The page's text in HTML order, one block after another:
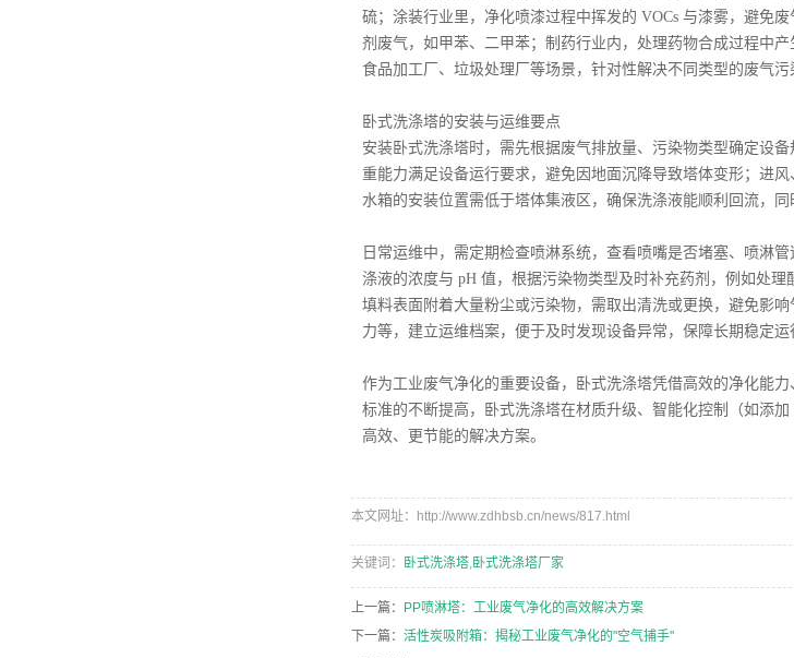
硫；涂装行业里，净化喷漆过程中挥发的 VOCs 与漆雾，避免
剂废气，如甲苯、二甲苯；制药行业内，处理药物合成过程中
食品加工厂、垃圾处理厂等场景，针对性解决不同类型的废气污
卧式洗涤塔的安装与运维要点
安装卧式洗涤塔时，需先根据废气排放量、污染物类型确定设
重能力满足设备运行要求，避免因地面沉降导致塔体变形；进
水箱的安装位置需低于塔体集液区，确保洗涤液能顺利回流，
日常运维中，需定期检查喷淋系统，查看喷嘴是否堵塞、喷淋
涤液的浓度与 pH 值，根据污染物类型及时补充药剂，例如处
填料表面附着大量粉尘或污染物，需取出清洗或更换，避免影
力等，建立运维档案，便于及时发现设备异常，保障长期稳定运
作为工业废气净化的重要设备，卧式洗涤塔凭借高效的净化能
标准的不断提高，卧式洗涤塔在材质升级、智能化控制（如添
高效、更节能的解决方案。
本文网址：http://www.zdhbsb.cn/news/817.html
关键词： 卧式洗涤塔,卧式洗涤塔厂家
上一篇：
PP喷淋塔：工业废气净化的高效解决方案
下一篇： 活性炭吸附箱：揭秘工业废气净化的"空气捕手"